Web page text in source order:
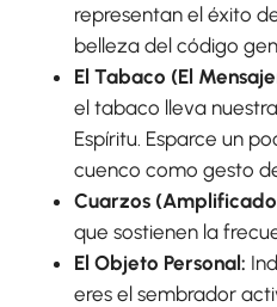
representan el éxito
belleza del código
El Tabaco (El
el tabaco lleva
Espíritu. Esparce un
cuenco como gesto
Cuarzos
que sostienen la
El Objeto Personal:
eres el sembrador